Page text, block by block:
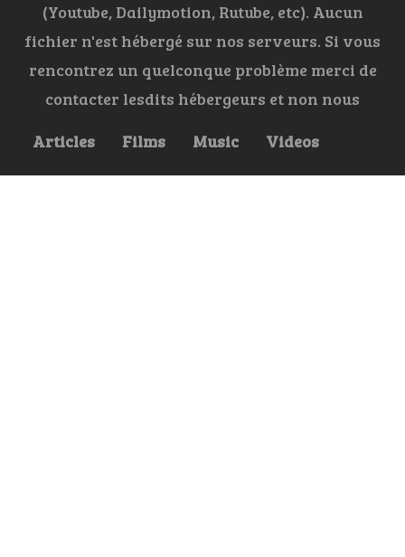
(Youtube, Dailymotion, Rutube, etc). Aucun
fichier n'est hébergé sur nos serveurs. Si vous
rencontrez un quelconque problème merci de
contacter lesdits hébergeurs et non nous
Articles
Films Music Videos